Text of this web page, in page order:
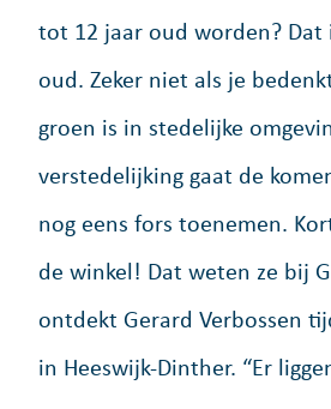
tot 12 jaar oud worden? Dat
oud. Zeker niet als je
groen is in stedelijke
verstedelijking gaat de
nog eens fors toenemen.
de winkel! Dat weten ze bij
ontdekt Gerard Verbossen
in Heeswijk-Dinther. “Er